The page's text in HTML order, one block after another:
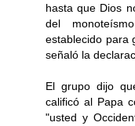
hasta que Dios
del
establecido para
señaló la
El grupo dijo
calificó al Papa
"usted y